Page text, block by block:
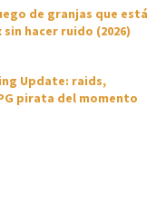
de granjas que está
hacer ruido (2026)
Update: raids,
pirata del momento